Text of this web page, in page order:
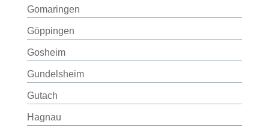
Gomaringen
Göppingen
Gosheim
Gundelsheim
Gutach
Hagnau